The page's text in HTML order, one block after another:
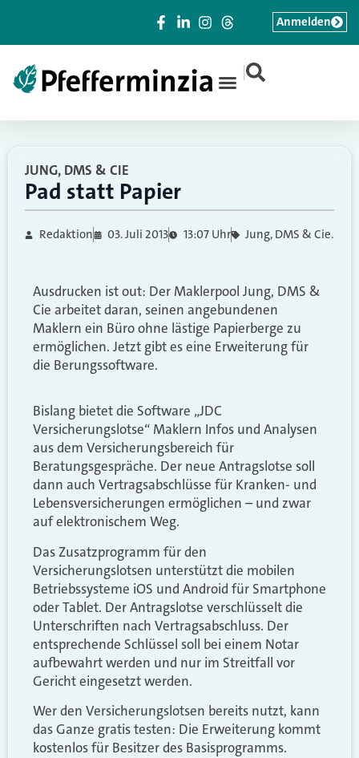
|
Anmelden
JUNG, DMS & CIE
Pad statt Papier
Redaktion 03. Juli 2013 13:07 Uhr Jung, DMS & Cie.
Ausdrucken ist out: Der Maklerpool Jung, DMS &
Cie arbeitet daran, seinen angebundenen
Maklern ein Büro ohne lästige Papierberge zu
ermöglichen. Jetzt gibt es eine Erweiterung für
die Berungssoftware.
Bislang bietet die Software „JDC
Versicherungslotse“ Maklern Infos und Analysen
aus dem Versicherungsbereich für
Beratungsgespräche. Der neue Antragslotse soll
dann auch Vertragsabschlüsse für Kranken- und
Lebensversicherungen ermöglichen – und zwar
auf elektronischem Weg.
Das Zusatzprogramm für den
Versicherungslotsen unterstützt die mobilen
Betriebssysteme iOS und Android für Smartphone
oder Tablet. Der Antragslotse verschlüsselt die
Unterschriften nach Vertragsabschluss. Der
entsprechende Schlüssel soll bei einem Notar
aufbewahrt werden und nur im Streitfall vor
Gericht eingesetzt werden.
Wer den Versicherungslotsen bereits nutzt, kann
das Ganze gratis testen: Die Erweiterung kommt
kostenlos für Besitzer des Basisprogramms.